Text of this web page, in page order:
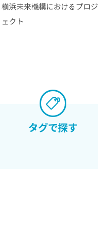
横浜未来機構におけるプロジ
ェクト
タグで探す